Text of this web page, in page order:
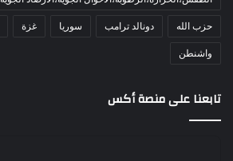
حزب الله دونالد ترامب سوريا غزة
واشنطن
تابعنا على منصة أكس